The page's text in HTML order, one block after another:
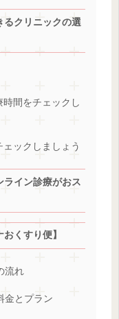
るクリニックの選
間をチェックし
ックしましょう
ライン診療がおス
くすり便】
流れ
金とプラン